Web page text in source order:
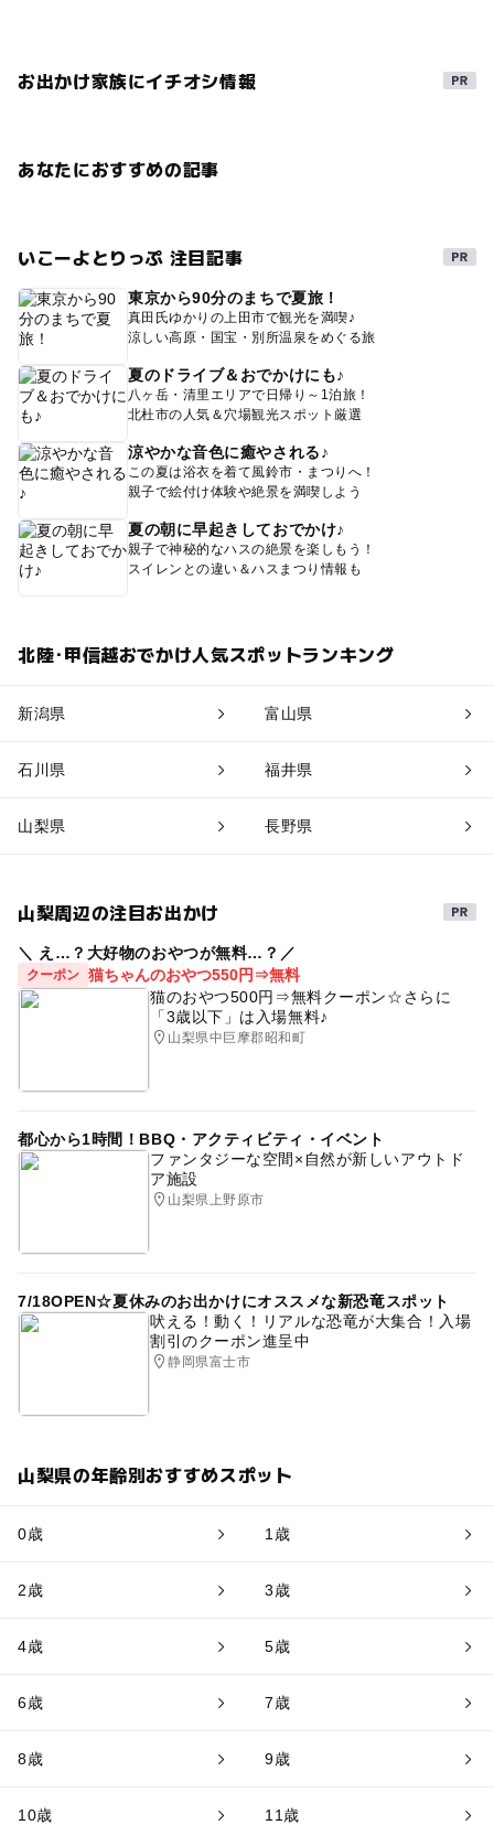
お出かけ家族にイチオシ情報
あなたにおすすめの記事
いこーよとりっぷ 注目記事
東京から90分のまちで夏旅！
真田氏ゆかりの上田市で観光を満喫♪
涼しい高原・国宝・別所温泉をめぐる旅
夏のドライブ＆おでかけにも♪
八ヶ岳・清里エリアで日帰り～1泊旅！
北杜市の人気＆穴場観光スポット厳選
涼やかな音色に癒やされる♪
この夏は浴衣を着て風鈴市・まつりへ！
親子で絵付け体験や絶景を満喫しよう
夏の朝に早起きしておでかけ♪
親子で神秘的なハスの絶景を楽しもう！
スイレンとの違い＆ハスまつり情報も
北陸･甲信越おでかけ人気スポットランキング
新潟県 富山県
石川県 福井県
山梨県 長野県
山梨周辺の注目お出かけ
＼ え…？大好物のおやつが無料…？／
クーポン 猫ちゃんのおやつ550円⇒無料
猫のおやつ500円⇒無料クーポン☆さらに
「3歳以下」は入場無料♪
山梨県中巨摩郡昭和町
都心から1時間！BBQ・アクティビティ・イベント
ファンタジーな空間×自然が新しいアウトド
ア施設
山梨県上野原市
7/18OPEN☆夏休みのお出かけにオススメな新恐竜スポット
吠える！動く！リアルな恐竜が大集合！入場
割引のクーポン進呈中
静岡県富士市
山梨県の年齢別おすすめスポット
0歳 1歳
2歳 3歳
4歳 5歳
6歳 7歳
8歳 9歳
10歳 11歳